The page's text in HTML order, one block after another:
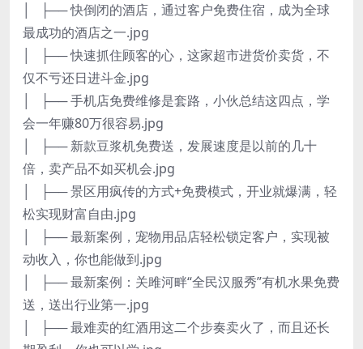
│ ├── 快倒闭的酒店，通过客户免费住宿，成为全球
最成功的酒店之一.jpg
│ ├── 快速抓住顾客的心，这家超市进货价卖货，不
仅不亏还日进斗金.jpg
│ ├── 手机店免费维修是套路，小伙总结这四点，学
会一年赚80万很容易.jpg
│ ├── 新款豆浆机免费送，发展速度是以前的几十
倍，卖产品不如买机会.jpg
│ ├── 景区用疯传的方式+免费模式，开业就爆满，轻
松实现财富自由.jpg
│ ├── 最新案例，宠物用品店轻松锁定客户，实现被
动收入，你也能做到.jpg
│ ├── 最新案例：关雎河畔“全民汉服秀”有机水果免费
送，送出行业第一.jpg
│ ├── 最难卖的红酒用这二个步奏卖火了，而且还长